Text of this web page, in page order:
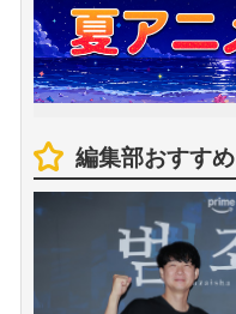
編集部おすすめ